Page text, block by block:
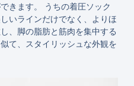
きます。 うちの着圧ソック
いラインだけでなく、よりほ
、脚の脂肪と筋肉を集中する
て、スタイリッシュな外観を